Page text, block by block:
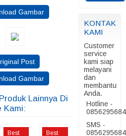
Gambar
Post
Gambar
Lainnya Di
Kami:
Best
Best
KONTAK
KAMI
Customer
service
kami siap
melayani
dan
membantu
Anda.
Hotline -
SMS -